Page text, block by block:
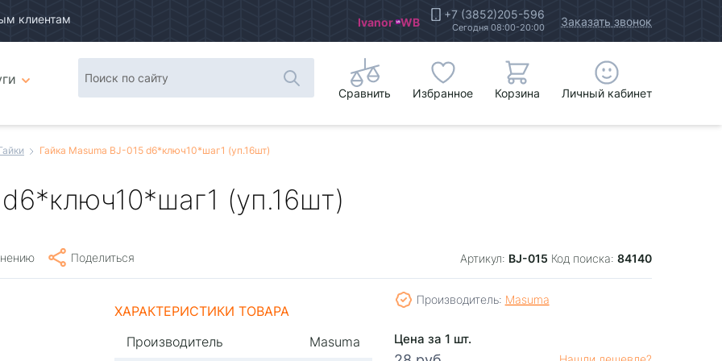
клиентам Ivanor WB +7 (3852)205-596
Сегодня 08:00-20:00 Заказать звонок
Сравнить Избранное Корзина Личный кабинет
Гайка Masuma BJ-015 d6*ключ10*шаг1 (уп.16шт)
(уп.16шт)
Поделиться Артикул: BJ-015 Код поиска: 84140
ХАРАКТЕРИСТИКИ ТОВАРА
Производитель
Masuma
Производитель: Masuma
Цена за 1 шт.